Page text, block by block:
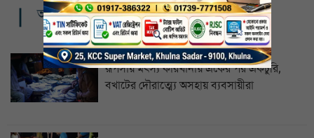
আরও খবর
রূপসায় মৎস্য কারখানায় একের পর একচুরি,
বখাটের দৌরাত্ম্যে অসহায় ব্যবসায়ীরা